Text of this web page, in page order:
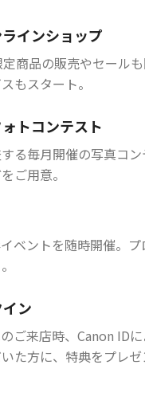
インショップ
商品の販売やセール
もスタート。
トコンテスト
る毎月開催の写真コ
ご用意。
ベントを随時開催。
ン
ご来店時、Canon ID
た方に、特典をプレ